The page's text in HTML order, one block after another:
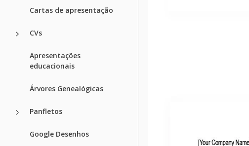
Cartas de apresentação
CVs
Apresentações
educacionais
Árvores Genealógicas
Panfletos
Google Desenhos